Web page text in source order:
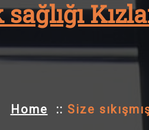
Home :: Size